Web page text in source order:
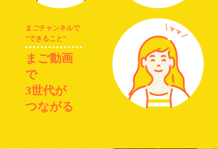
まごチャンネルで
“できること”
まご動画
で
3世代が
つながる